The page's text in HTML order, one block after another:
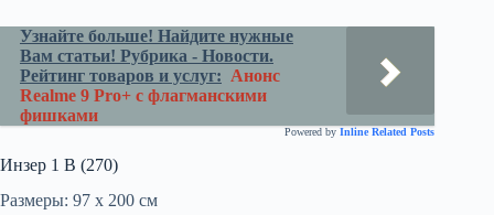
Узнайте больше! Найдите нужные
Вам статьи! Рубрика - Новости.
Рейтинг товаров и услуг: Анонс
Realme 9 Pro+ с флагманскими
фишками
Powered by Inline Related Posts
Инзер 1 В (270)
Размеры: 97 х 200 см